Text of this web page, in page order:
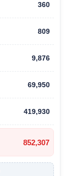
360
809
9,876
69,950
419,930
852,307